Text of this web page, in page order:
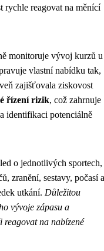
rychle reagovat na měnící
monitoruje vývoj kurzů u
vlastní nabídku tak,
zajišťovala ziskovost
řízení rizik, což zahrnuje
identifikaci potenciálně
o jednotlivých sportech,
zranění, sestavy, počasí a
utkání. Důležitou
vývoje zápasu a
reagovat na nabízené